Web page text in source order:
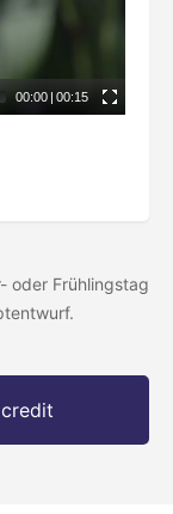
00:00 | 00:15
oder Frühlingstag